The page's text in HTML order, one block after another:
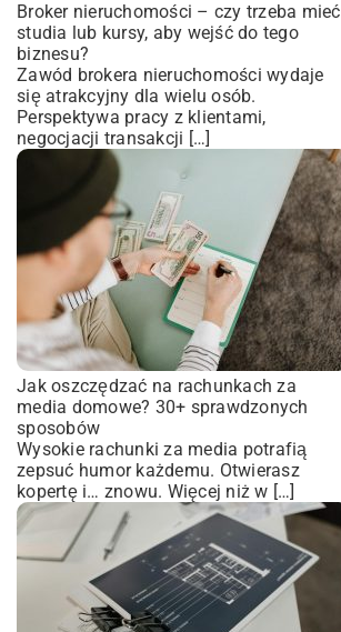
Broker nieruchomości – czy trzeba mieć
studia lub kursy, aby wejść do tego
biznesu?
Zawód brokera nieruchomości wydaje
się atrakcyjny dla wielu osób.
Perspektywa pracy z klientami,
negocjacji transakcji […]
Jak oszczędzać na rachunkach za
media domowe? 30+ sprawdzonych
sposobów
Wysokie rachunki za media potrafią
zepsuć humor każdemu. Otwierasz
kopertę i… znowu. Więcej niż w […]